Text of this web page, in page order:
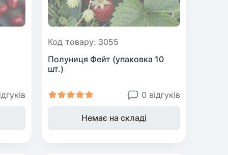
Код товару: 3055
Полуниця Фейт (упаковка 10
шт.)
0 відгуків
Немає на складі